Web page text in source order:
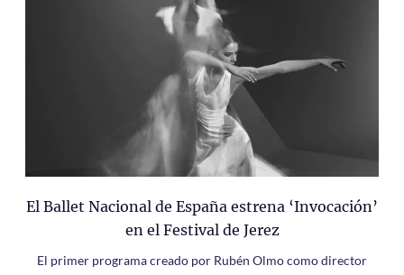
El Ballet Nacional de España estrena ‘Invocación’
en el Festival de Jerez
El primer programa creado por Rubén Olmo como director